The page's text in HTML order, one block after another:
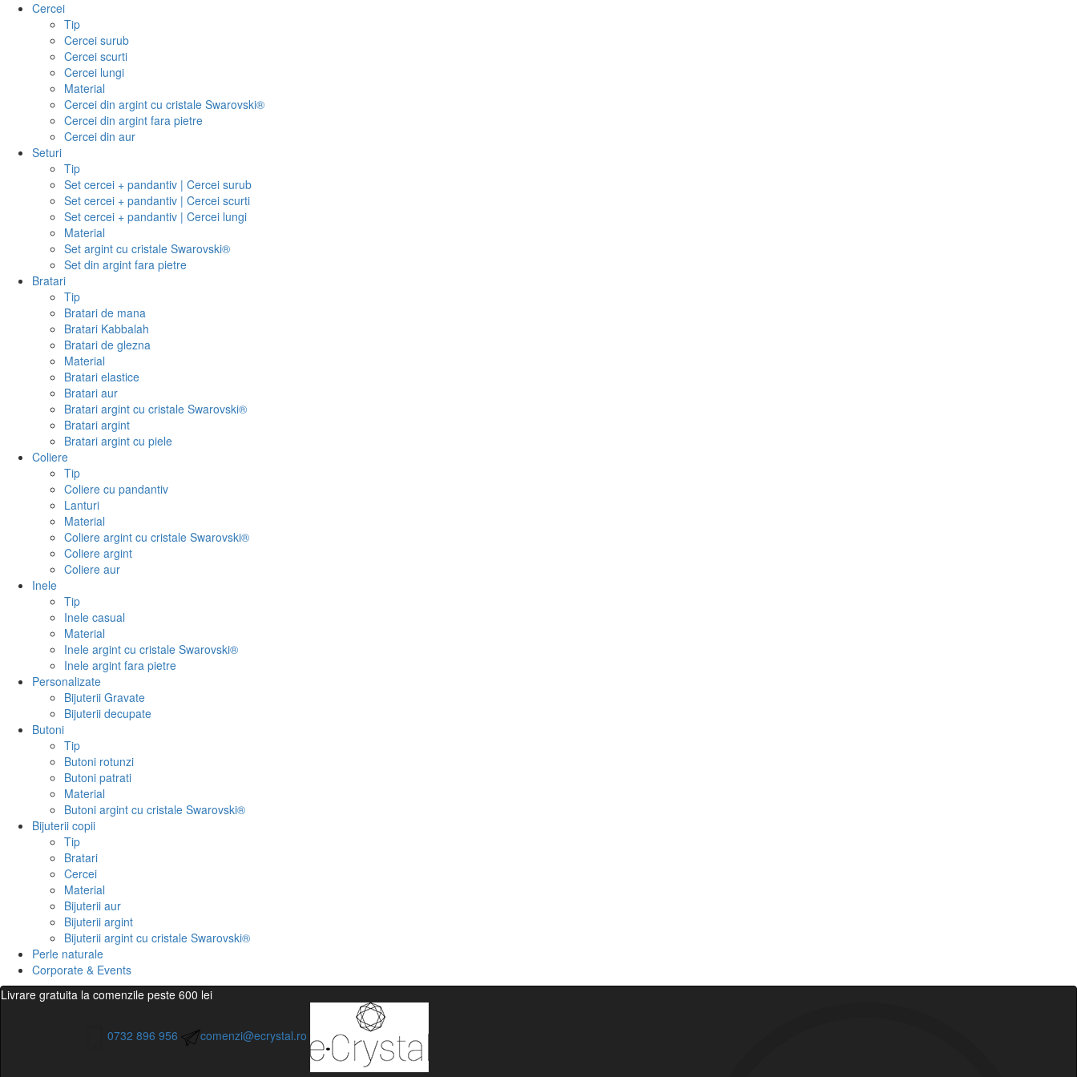
Cercei
Tip
Cercei surub
Cercei scurti
Cercei lungi
Material
Cercei din argint cu cristale Swarovski®
Cercei din argint fara pietre
Cercei din aur
Seturi
Tip
Set cercei + pandantiv | Cercei surub
Set cercei + pandantiv | Cercei scurti
Set cercei + pandantiv | Cercei lungi
Material
Set argint cu cristale Swarovski®
Set din argint fara pietre
Bratari
Tip
Bratari de mana
Bratari Kabbalah
Bratari de glezna
Material
Bratari elastice
Bratari aur
Bratari argint cu cristale Swarovski®
Bratari argint
Bratari argint cu piele
Coliere
Tip
Coliere cu pandantiv
Lanturi
Material
Coliere argint cu cristale Swarovski®
Coliere argint
Coliere aur
Inele
Tip
Inele casual
Material
Inele argint cu cristale Swarovski®
Inele argint fara pietre
Personalizate
Bijuterii Gravate
Bijuterii decupate
Butoni
Tip
Butoni rotunzi
Butoni patrati
Material
Butoni argint cu cristale Swarovski®
Bijuterii copii
Tip
Bratari
Cercei
Material
Bijuterii aur
Bijuterii argint
Bijuterii argint cu cristale Swarovski®
Perle naturale
Corporate & Events
Livrare gratuita la comenzile peste 600 lei
0732 896 956 comenzi@ecrystal.ro